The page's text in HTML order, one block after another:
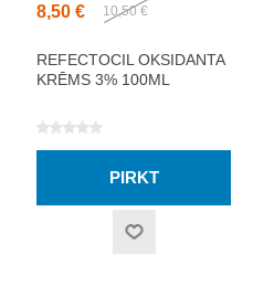
8,50 € 10,50 €
REFECTOCIL OKSIDANTA
KRĒMS 3% 100ML